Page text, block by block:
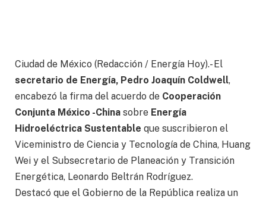
Ciudad de México (Redacción / Energía Hoy).- El
secretario de Energía, Pedro Joaquín Coldwell,
encabezó la firma del acuerdo de Cooperación
Conjunta México -China sobre Energía
Hidroeléctrica Sustentable que suscribieron el
Viceministro de Ciencia y Tecnología de China, Huang
Wei y el Subsecretario de Planeación y Transición
Energética, Leonardo Beltrán Rodríguez.
Destacó que el Gobierno de la República realiza un